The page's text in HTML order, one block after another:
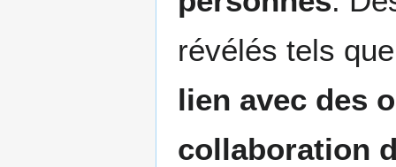
révélés tels
lien avec des
collaboration